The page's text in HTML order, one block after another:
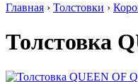
Главная › Толстовки ›
Толстовка